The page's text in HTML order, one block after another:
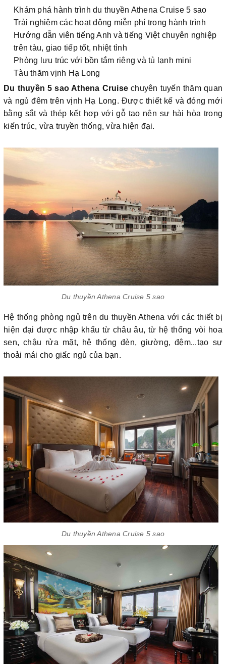
Khám phá hành trình du thuyền Athena Cruise 5 sao
Trải nghiệm các hoạt động miễn phí trong hành trình
Hướng dẫn viên tiếng Anh và tiếng Việt chuyên nghiệp
trên tàu, giao tiếp tốt, nhiệt tình
Phòng lưu trúc với bồn tắm riêng và tủ lạnh mini
Tàu thăm vịnh Hạ Long
Du thuyền 5 sao Athena Cruise chuyên tuyến thăm quan
và ngủ đêm trên vịnh Hạ Long. Được thiết kế và đóng mới
bằng sắt và thép kết hợp với gỗ tạo nên sự hài hòa trong
kiến trúc, vừa truyền thống, vừa hiện đại.
Du thuyền Athena Cruise 5 sao
Hệ thống phòng ngủ trên du thuyền Athena với các thiết bị
hiện đại được nhập khẩu từ châu âu, từ hệ thống vòi hoa
sen, chậu rửa mặt, hệ thống đèn, giường, đệm...tạo sự
thoải mái cho giấc ngủ của bạn.
Du thuyền Athena Cruise 5 sao